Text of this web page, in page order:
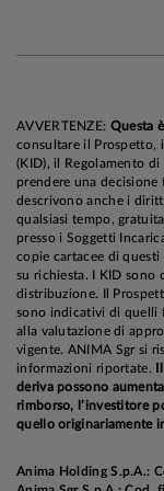
mesi, con il
precedenza
moderazione
L'inflazione
febbraio,
dal
sfavorevole;
territorio
intensificare
ridurranno
punti base
mercati
AVVERTENZE: Questa
consultare il Prospetto,
(KID), il Regolamento
prendere una
descrivono anche i
qualsiasi tempo,
presso i Soggetti
copie cartacee di
su richiesta. I KID sono
distribuzione. Il
sono indicativi di quelli
alla valutazione di
vigente. ANIMA Sgr si
informazioni riportate.
deriva possono
rimborso, l’investitore
quello originariamente
Anima Holding S.p.A.: